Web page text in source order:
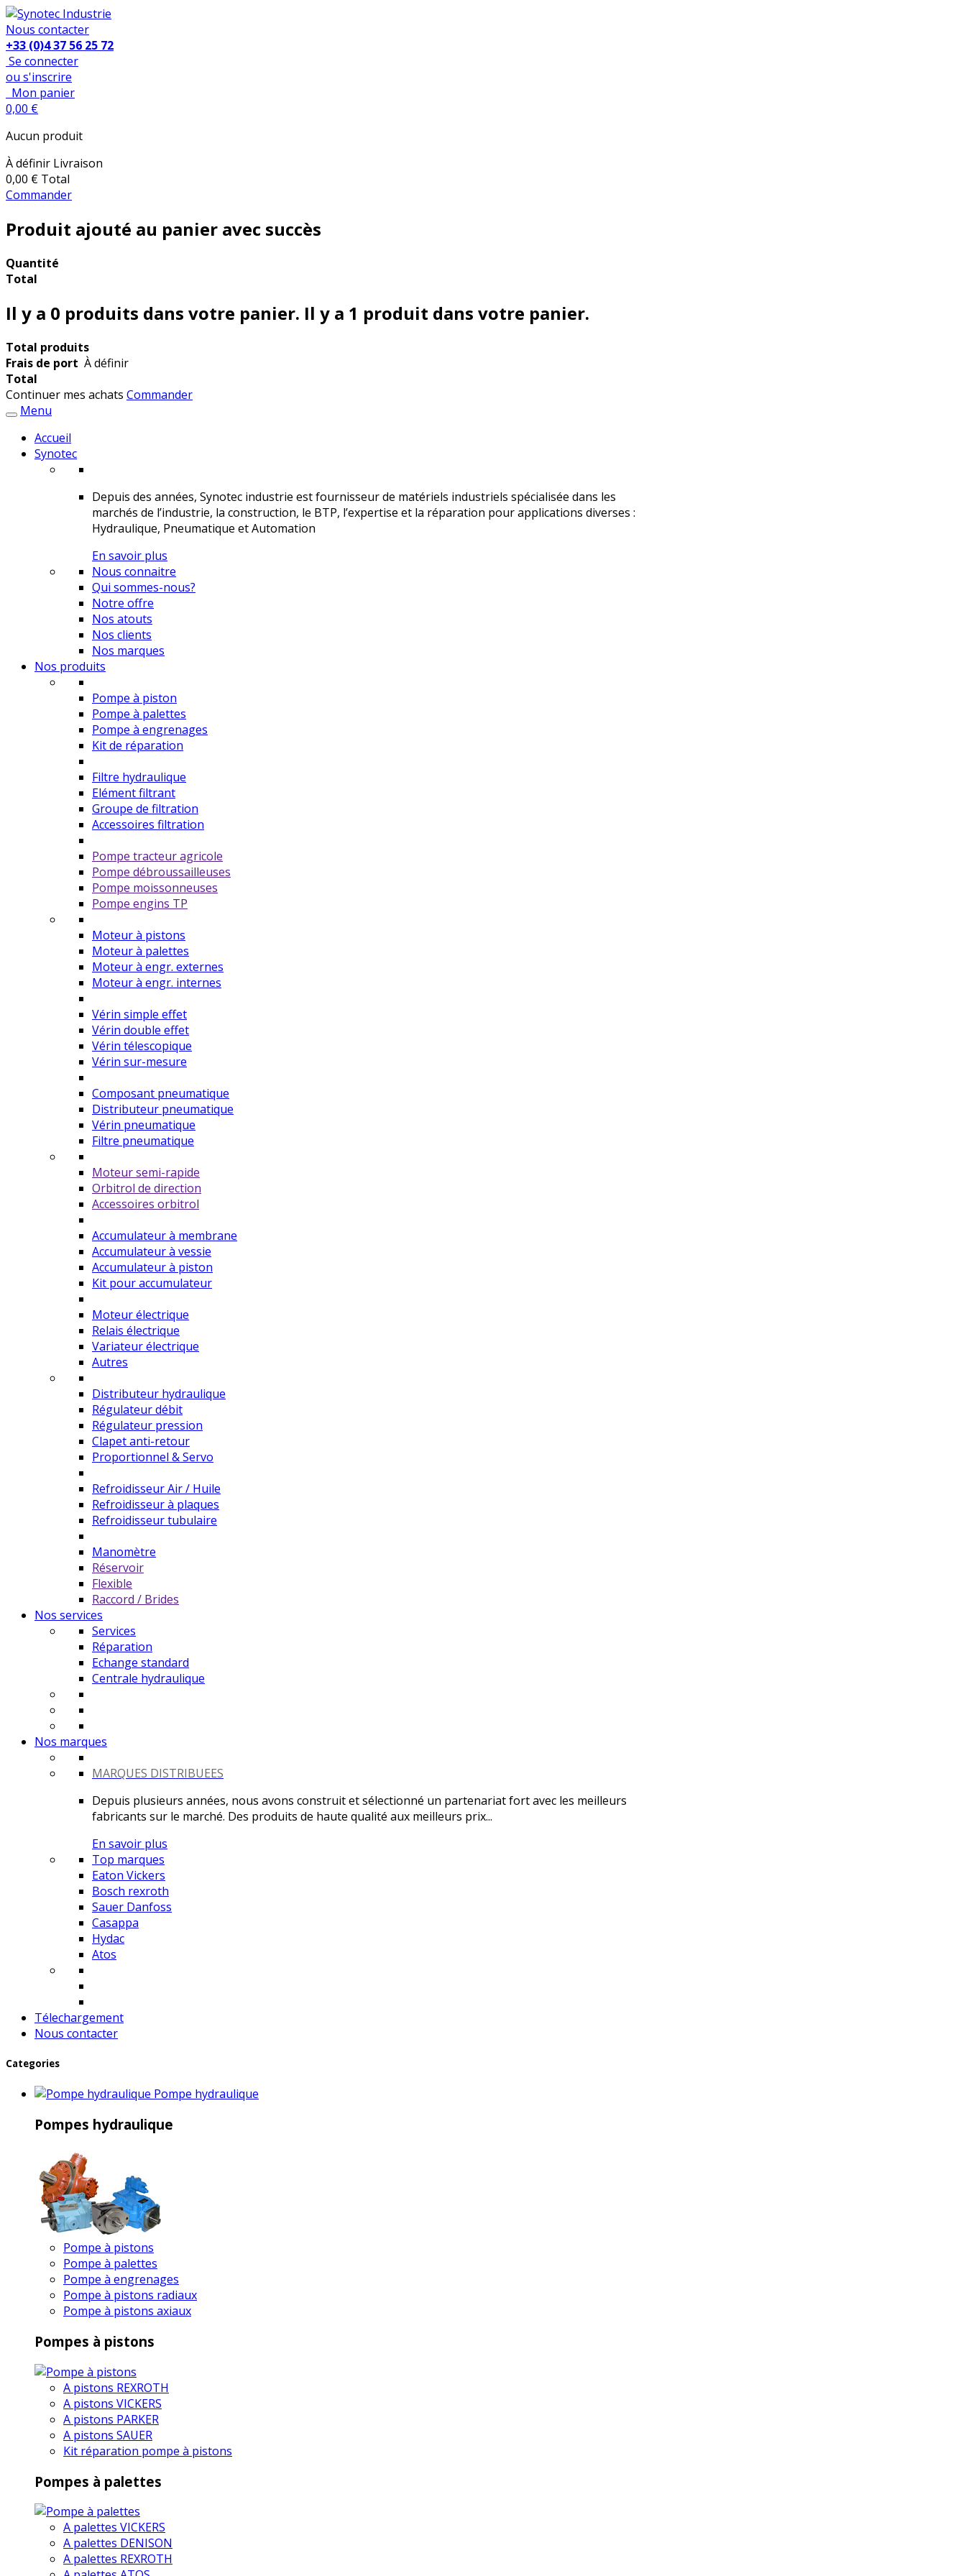
Nous contacter
+33 (0)4 37 56 25 72
Se connecter
ou s'inscrire
Mon panier
0,00 €
Aucun produit
À définir Livraison
0,00 € Total
Commander
Produit ajouté au panier avec succès
Quantité
Total
Il y a 0 produits dans votre panier. Il y a 1 produit dans votre panier.
Total produits
Frais de port À définir
Total
Continuer mes achats Commander
Menu
Accueil
Synotec
Depuis des années, Synotec industrie est fournisseur de matériels industriels spécialisée dans les
marchés de l’industrie, la construction, le BTP, l’expertise et la réparation pour applications diverses :
Hydraulique, Pneumatique et Automation
En savoir plus
Nous connaitre
Qui sommes-nous?
Notre offre
Nos atouts
Nos clients
Nos marques
Nos produits
Pompe à piston
Pompe à palettes
Pompe à engrenages
Kit de réparation
Filtre hydraulique
Elément filtrant
Groupe de filtration
Accessoires filtration
Pompe tracteur agricole
Pompe débroussailleuses
Pompe moissonneuses
Pompe engins TP
Moteur à pistons
Moteur à palettes
Moteur à engr. externes
Moteur à engr. internes
Vérin simple effet
Vérin double effet
Vérin télescopique
Vérin sur-mesure
Composant pneumatique
Distributeur pneumatique
Vérin pneumatique
Filtre pneumatique
Moteur semi-rapide
Orbitrol de direction
Accessoires orbitrol
Accumulateur à membrane
Accumulateur à vessie
Accumulateur à piston
Kit pour accumulateur
Moteur électrique
Relais électrique
Variateur électrique
Autres
Distributeur hydraulique
Régulateur débit
Régulateur pression
Clapet anti-retour
Proportionnel & Servo
Refroidisseur Air / Huile
Refroidisseur à plaques
Refroidisseur tubulaire
Manomètre
Réservoir
Flexible
Raccord / Brides
Nos services
Services
Réparation
Echange standard
Centrale hydraulique
Nos marques
MARQUES DISTRIBUEES
Depuis plusieurs années, nous avons construit et sélectionné un partenariat fort avec les meilleurs
fabricants sur le marché. Des produits de haute qualité aux meilleurs prix...
En savoir plus
Top marques
Eaton Vickers
Bosch rexroth
Sauer Danfoss
Casappa
Hydac
Atos
Télechargement
Nous contacter
Categories
Pompe hydraulique
Pompes hydraulique
Pompe à pistons
Pompe à palettes
Pompe à engrenages
Pompe à pistons radiaux
Pompe à pistons axiaux
Pompes à pistons
A pistons REXROTH
A pistons VICKERS
A pistons PARKER
A pistons SAUER
Kit réparation pompe à pistons
Pompes à palettes
A palettes VICKERS
A palettes DENISON
A palettes REXROTH